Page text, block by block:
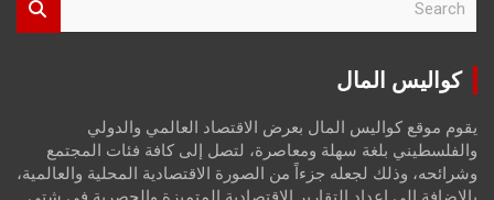
r
كواليس المال
يقوم موقع كواليس المال بعرض الاقتصاد العالمي والدولي
والفلسطيني بلغة سهلة ومعاصرة، لتصل إلى كافة فئات المجتمع
وشرائحه، وذلك لجعله جزءاً من الصورة الاقتصادية المحلية والعالمية،